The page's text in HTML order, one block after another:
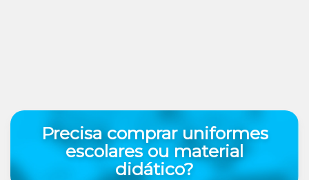
Precisa comprar uniformes
escolares ou material
didático?